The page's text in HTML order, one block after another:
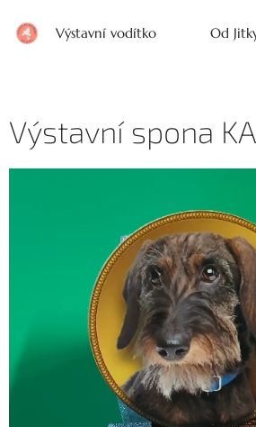
Výstavní vodítko Od
Výstavní spona